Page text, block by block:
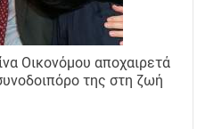
Οικονόμου αποχαιρετά
της στη ζωή